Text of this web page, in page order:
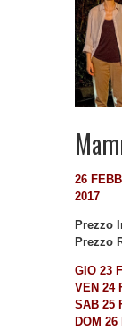
26
2017
Prezzo
Prezzo
GIO 23
VEN 24
SAB 25
DOM